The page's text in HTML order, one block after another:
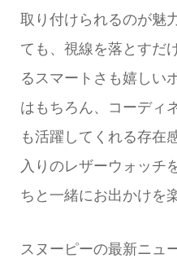
取り付けられるのが魅
ても、視線を落とすだ
るスマートさも嬉しい
はもちろん、コーディ
も活躍してくれる存在
入りのレザーウォッチ
ちと一緒にお出かけを
スヌーピーの最新ニュ